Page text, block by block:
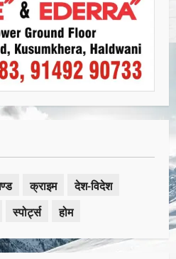
क्राइम
देश-विदेश
स्पोर्ट्स होम